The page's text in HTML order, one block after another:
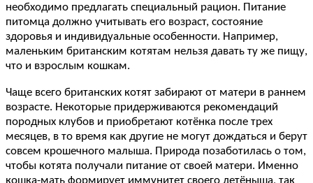
необходимо предлагать специальный рацион. Питание
питомца должно учитывать его возраст, состояние
здоровья и индивидуальные особенности. Например,
маленьким британским котятам нельзя давать ту же пищу,
что и взрослым кошкам.
Чаще всего британских котят забирают от матери в раннем
возрасте. Некоторые придерживаются рекомендаций
породных клубов и приобретают котёнка после трех
месяцев, в то время как другие не могут дождаться и берут
совсем крошечного малыша. Природа позаботилась о том,
чтобы котята получали питание от своей матери. Именно